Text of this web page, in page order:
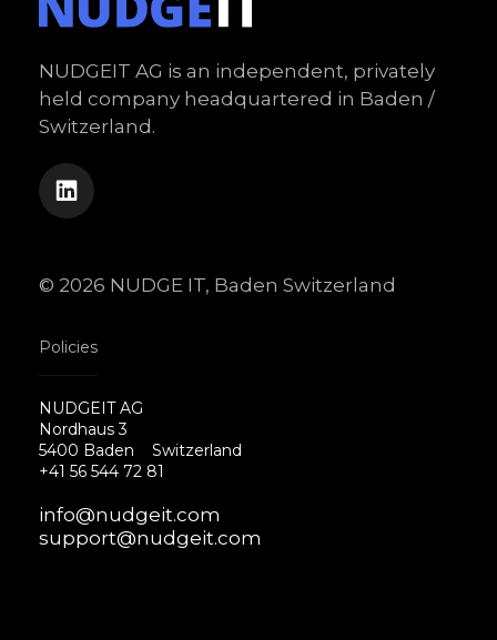
NUDGEIT AG is an independent, privately
held company headquartered in Baden /
Switzerland.
© 2026 NUDGE IT, Baden Switzerland
Policies
NUDGEIT AG
Nordhaus 3
5400 Baden Switzerland
+41 56 544 72 81
info@nudgeit.com
support@nudgeit.com